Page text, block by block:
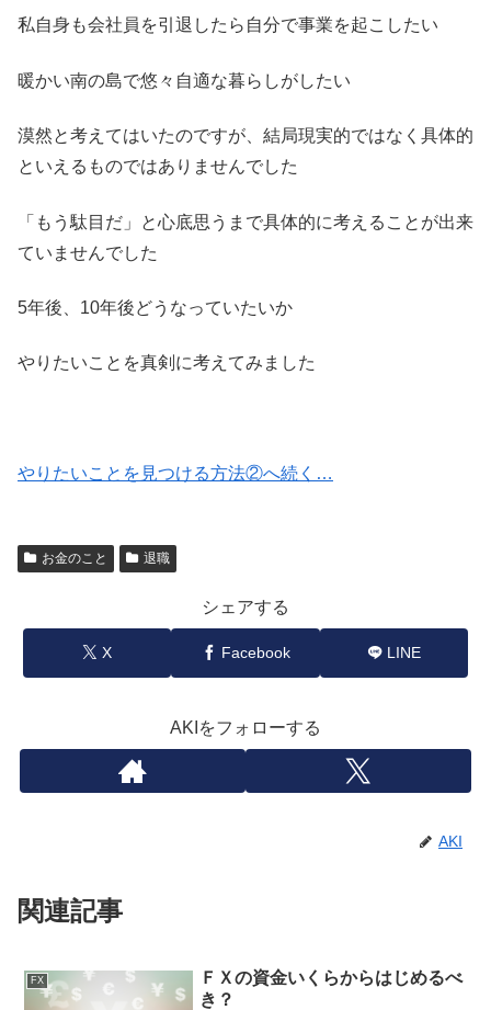
私自身も会社員を引退したら自分で事業を起こしたい
暖かい南の島で悠々自適な暮らしがしたい
漠然と考えてはいたのですが、結局現実的ではなく具体的
といえるものではありませんでした
「もう駄目だ」と心底思うまで具体的に考えることが出来
ていませんでした
5年後、10年後どうなっていたいか
やりたいことを真剣に考えてみました
やりたいことを見つける方法②へ続く…
お金のこと 退職
シェアする
X Facebook LINE
AKIをフォローする
AKI
関連記事
FX
ＦＸの資金いくらからはじめるべ
き？